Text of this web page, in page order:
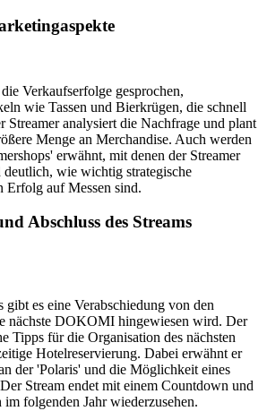
Verkaufserfolge gesprochen,
wie Tassen und Bierkrügen, die schnell
Streamer analysiert die Nachfrage und plant
Menge an Merchandise. Auch werden
erwähnt, mit denen der Streamer
wie wichtig strategische
Erfolg auf Messen sind.
Abschluss des Streams
gibt es eine Verabschiedung von den
nächste DOKOMI hingewiesen wird. Der
Tipps für die Organisation des nächsten
Hotelreservierung. Dabei erwähnt er
der 'Polaris' und die Möglichkeit eines
Stream endet mit einem Countdown und
folgenden Jahr wiederzusehen.